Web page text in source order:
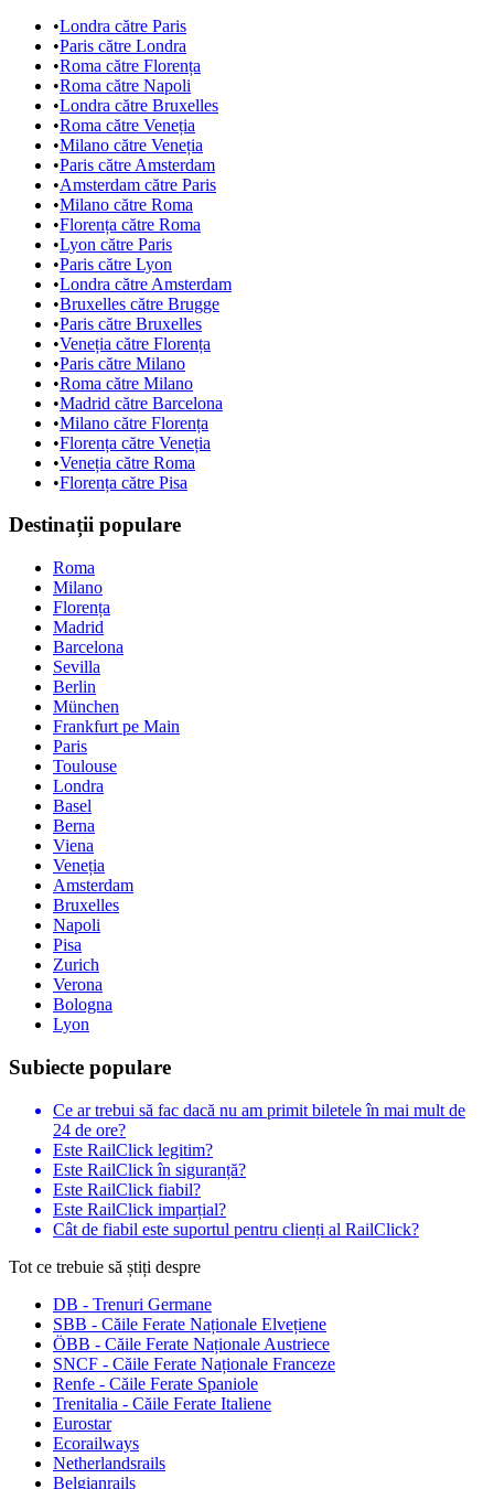
•Londra către Paris
•Paris către Londra
•Roma către Florența
•Roma către Napoli
•Londra către Bruxelles
•Roma către Veneția
•Milano către Veneția
•Paris către Amsterdam
•Amsterdam către Paris
•Milano către Roma
•Florența către Roma
•Lyon către Paris
•Paris către Lyon
•Londra către Amsterdam
•Bruxelles către Brugge
•Paris către Bruxelles
•Veneția către Florența
•Paris către Milano
•Roma către Milano
•Madrid către Barcelona
•Milano către Florența
•Florența către Veneția
•Veneția către Roma
•Florența către Pisa
Destinații populare
Roma
Milano
Florența
Madrid
Barcelona
Sevilla
Berlin
München
Frankfurt pe Main
Paris
Toulouse
Londra
Basel
Berna
Viena
Veneția
Amsterdam
Bruxelles
Napoli
Pisa
Zurich
Verona
Bologna
Lyon
Subiecte populare
Ce ar trebui să fac dacă nu am primit biletele în mai mult de
24 de ore?
Este RailClick legitim?
Este RailClick în siguranță?
Este RailClick fiabil?
Este RailClick imparțial?
Cât de fiabil este suportul pentru clienți al RailClick?
Tot ce trebuie să știți despre
DB - Trenuri Germane
SBB - Căile Ferate Naționale Elvețiene
ÖBB - Căile Ferate Naționale Austriece
SNCF - Căile Ferate Naționale Franceze
Renfe - Căile Ferate Spaniole
Trenitalia - Căile Ferate Italiene
Eurostar
Ecorailways
Netherlandsrails
Belgianrails